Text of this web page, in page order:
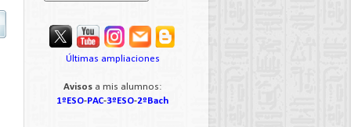
Últimas ampliaciones
Avisos a mis alumnos:
1ºESO-PAC-3ºESO-2ºBach